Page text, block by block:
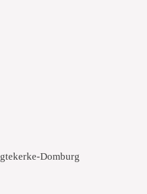
Domburg